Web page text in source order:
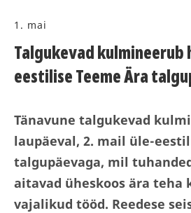
1. mai
Talgukevad kulmineerub
eestilise Teeme Ära
Tänavune talgukevad
laupäeval, 2. mail üle-
talgupäevaga, mil
aitavad üheskoos ära teha
vajalikud tööd. Reedese